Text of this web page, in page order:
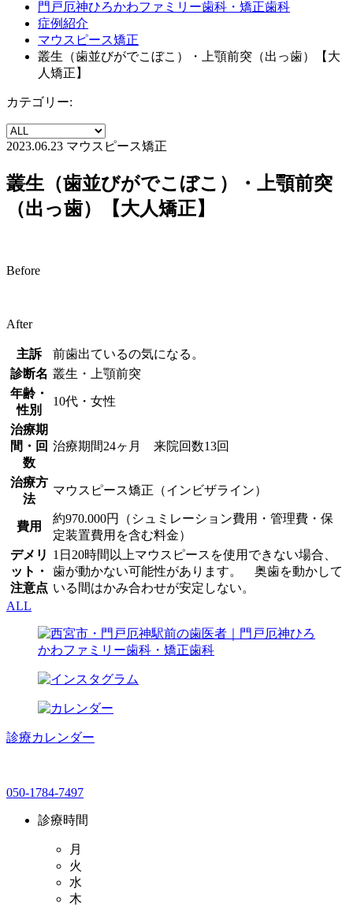
門戸厄神ひろかわファミリー歯科・矯正歯科
症例紹介
マウスピース矯正
叢生（歯並びがでこぼこ）・上顎前突（出っ歯）【大
人矯正】
カテゴリー:
2023.06.23 マウスピース矯正
叢生（歯並びがでこぼこ）・上顎前突
（出っ歯）【大人矯正】
Before
After
主訴
前歯出ているの気になる。
診断名 叢生・上顎前突
年齢・
性別
10代・女性
治療期
間・回
数
治療期間24ヶ月 来院回数13回
治療方
法
マウスピース矯正（インビザライン）
費用
約970.000円（シュミレーション費用・管理費・保
定装置費用を含む料金）
デメリ
ット・
注意点
1日20時間以上マウスピースを使用できない場合、
歯が動かない可能性があります。 奥歯を動かして
いる間はかみ合わせが安定しない。
ALL
診療カレンダー
050-1784-7497
診療時間
月
火
水
木